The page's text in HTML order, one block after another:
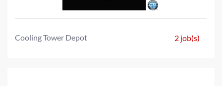
Cooling Tower Depot 2 job(s)